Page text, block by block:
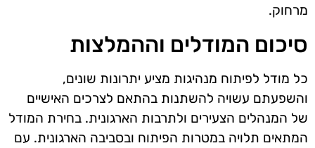
מרחוק.
סיכום המודלים וההמלצות
כל מודל לפיתוח מנהיגות מציע יתרונות שונים,
והשפעתם עשויה להשתנות בהתאם לצרכים האישיים
של המנהלים הצעירים ולתרבות הארגונית. בחירת המודל
המתאים תלויה במטרות הפיתוח ובסביבה הארגונית. עם